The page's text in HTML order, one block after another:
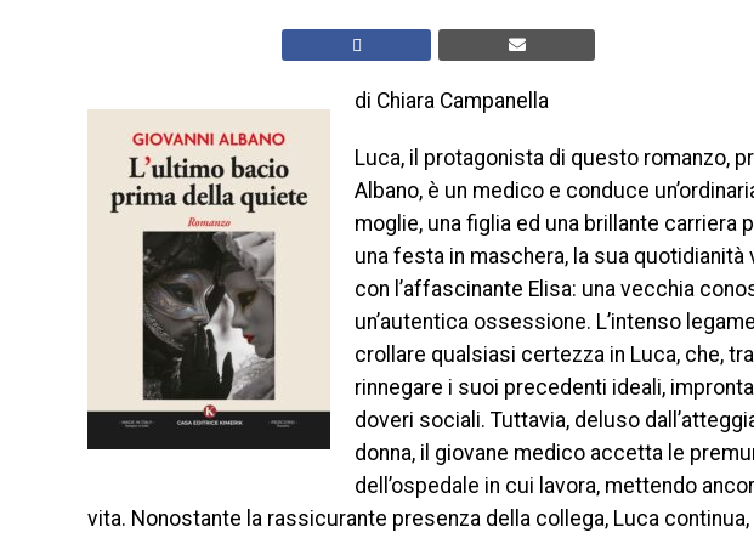
di Chiara Campanella
Luca, il protagonista di questo romanzo,
Albano, è un medico e conduce
moglie, una figlia ed una brillante carriera
una festa in maschera, la sua quotidianità
con l’affascinante Elisa: una vecchia
un’autentica ossessione. L’intenso
crollare qualsiasi certezza in Luca, che,
rinnegare i suoi precedenti ideali,
doveri sociali. Tuttavia, deluso
donna, il giovane medico accetta le
dell’ospedale in cui lavora, mettendo
vita. Nonostante la rassicurante presenza della collega, Luca